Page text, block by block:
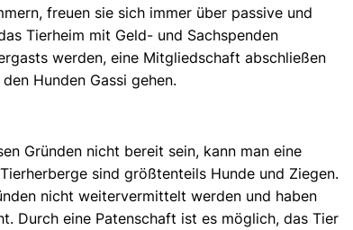
freuen sie sich immer über passive und
Tierheim mit Geld- und Sachspenden
werden, eine Mitgliedschaft abschließen
Hunden Gassi gehen.
Gründen nicht bereit sein, kann man eine
sind größtenteils Hunde und Ziegen.
nicht weitervermittelt werden und haben
Durch eine Patenschaft ist es möglich, das Tier